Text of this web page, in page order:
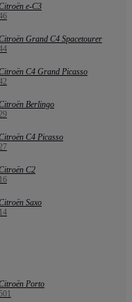
e-C3
Grand C4 Spacetourer
C4 Grand Picasso
Berlingo
29
C4 Picasso
27
C2
16
Saxo
14
Porto
501